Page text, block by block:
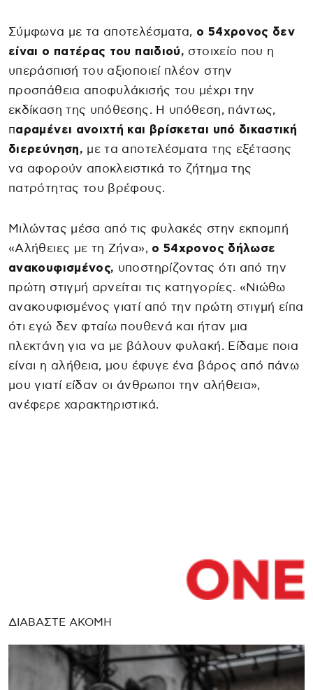
Σύμφωνα με τα αποτελέσματα, ο 54χρονος δεν
είναι ο πατέρας του παιδιού, στοιχείο που η
υπεράσπισή του αξιοποιεί πλέον στην
προσπάθεια αποφυλάκισής του μέχρι την
εκδίκαση της υπόθεσης. Η υπόθεση, πάντως,
παραμένει ανοιχτή και βρίσκεται υπό δικαστική
διερεύνηση, με τα αποτελέσματα της εξέτασης
να αφορούν αποκλειστικά το ζήτημα της
πατρότητας του βρέφους.
Μιλώντας μέσα από τις φυλακές στην εκπομπή
«Αλήθειες με τη Ζήνα», ο 54χρονος δήλωσε
ανακουφισμένος, υποστηρίζοντας ότι από την
πρώτη στιγμή αρνείται τις κατηγορίες. «Νιώθω
ανακουφισμένος γιατί από την πρώτη στιγμή είπα
ότι εγώ δεν φταίω πουθενά και ήταν μια
πλεκτάνη για να με βάλουν φυλακή. Είδαμε ποια
είναι η αλήθεια, μου έφυγε ένα βάρος από πάνω
μου γιατί είδαν οι άνθρωποι την αλήθεια»,
ανέφερε χαρακτηριστικά.
ΔΙΑΒΑΣΤΕ ΑΚΟΜΗ